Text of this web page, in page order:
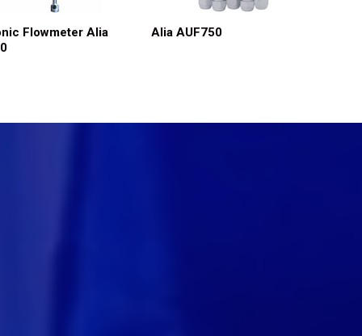
Flowmeter Alia
Alia AUF750